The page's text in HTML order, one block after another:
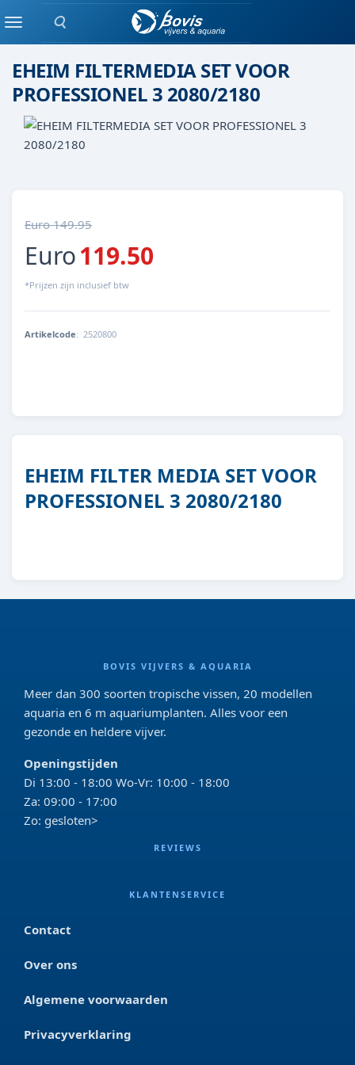
Zoeken
MenuEheim
EHEIM FILTERMEDIA SET VOOR
PROFESSIONEL 3 2080/2180
Euro 149.95
Euro119.50
*Prijzen zijn inclusief btw
Artikelcode: 2520800
EHEIM FILTER MEDIA SET VOOR
PROFESSIONEL 3 2080/2180
BOVIS VIJVERS & AQUARIA
Meer dan 300 soorten tropische vissen, 20 modellen
aquaria en 6 m aquariumplanten. Alles voor een
gezonde en heldere vijver.
Openingstijden
Di 13:00 - 18:00 Wo-Vr: 10:00 - 18:00
Za: 09:00 - 17:00
Zo: gesloten>
REVIEWS
KLANTENSERVICE
Contact
Over ons
Algemene voorwaarden
Privacyverklaring